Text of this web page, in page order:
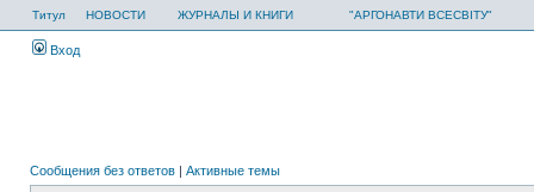
Титул НОВОСТИ ЖУРНАЛЫ И КНИГИ "АРГОНАВТИ ВСЕСВІТУ"
Вход
Сообщения без ответов | Активные темы